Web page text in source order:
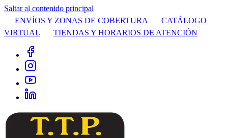
Saltar al contenido principal
ENVÍOS Y ZONAS DE COBERTURA
CATÁLOGO
VIRTUAL
TIENDAS Y HORARIOS DE ATENCIÓN